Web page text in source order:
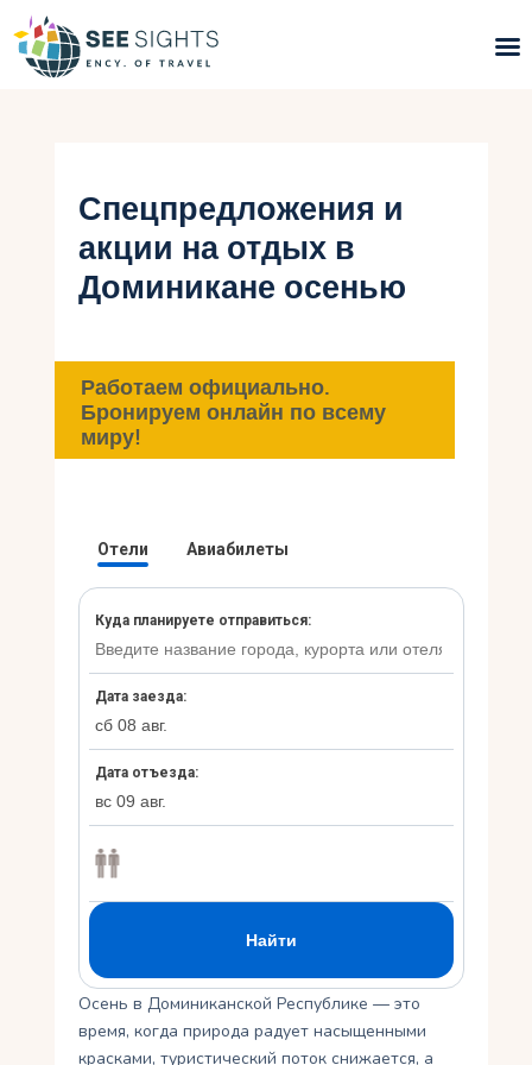
Горящие туры
Типы Туров
Страны
Инфо
Блог
Спецпредложения и
акции на отдых в
Доминикане осенью
Работаем официально.
Бронируем онлайн по всему
миру!
Осень в Доминиканской Республике — это
время, когда природа радует насыщенными
красками, туристический поток снижается, а